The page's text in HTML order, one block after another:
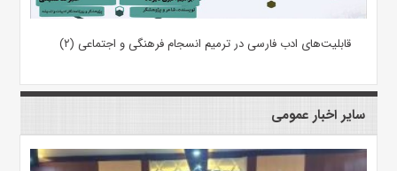
قابلیت‌های ادب فارسی در ترمیم انسجام فرهنگی و اجتماعی (۲)
سایر اخبار عمومی